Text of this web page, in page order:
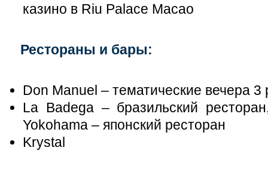
казино в Riu Palace Macao
Рестораны и бары:
Don Manuel – тематические вечера 3
La Badega – бразильский
Yokohama – японский ресторан
Krystal